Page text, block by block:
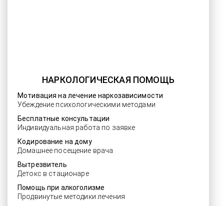
НАРКОЛОГИЧЕСКАЯ ПОМОЩЬ
Мотивация на лечение наркозависимости
Убеждение психологическими методами
Бесплатные консультации
Индивидуальная работа по заявке
Кодирование на дому
Домашнее посещение врача
Вытрезвитель
Детокс в стационаре
Помощь при алкоголизме
Продвинутые методики лечения